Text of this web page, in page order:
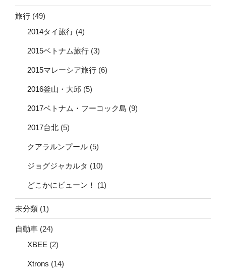
旅行 (49)
2014タイ旅行 (4)
2015ベトナム旅行 (3)
2015マレーシア旅行 (6)
2016釜山・大邱 (5)
2017ベトナム・フーコック島 (9)
2017台北 (5)
クアラルンプール (5)
ジョグジャカルタ (10)
どこかにビューン！ (1)
未分類 (1)
自動車 (24)
XBEE (2)
Xtrons (14)